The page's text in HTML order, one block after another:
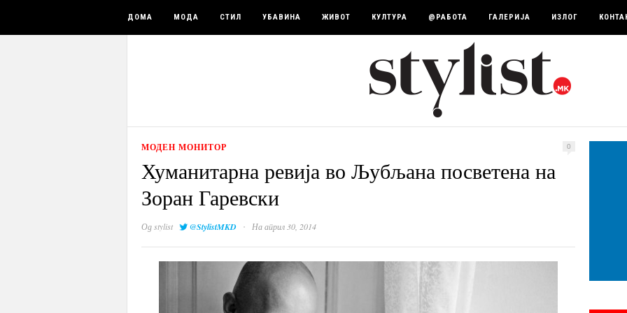
ДОМА МОДА СТИЛ УБАВИНА ЖИВОТ КУЛТУРА @РАБОТА ГАЛЕРИЈА ИЗЛОГ
МОДЕН МОНИТОР 0
Хуманитарна ревија во Љубљана посветена на
Зоран Гаревски
Одstylist @StylistMKD · На април 30, 2014